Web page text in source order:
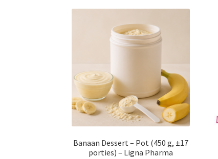
Banaan Dessert – Pot (450 g, ±17
porties) – Ligna Pharma